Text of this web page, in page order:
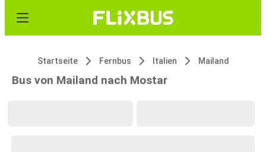
Startseite Fernbus Italien Mailand
Bus von Mailand nach Mostar